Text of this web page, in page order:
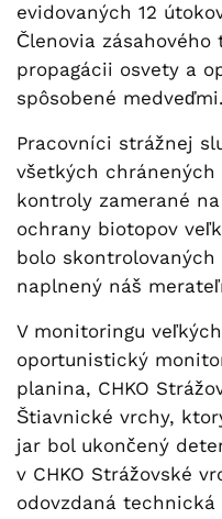
evidovaných 12
Členovia
propagácii osvety a
spôsobené medveďmi.
Pracovníci strážnej
všetkých chránených
kontroly zamerané
ochrany biotopov
bolo skontrolovaných
naplnený náš
V monitoringu
oportunistický
planina, CHKO
Štiavnické vrchy,
jar bol ukončený
v CHKO Strážovské
odovzdaná